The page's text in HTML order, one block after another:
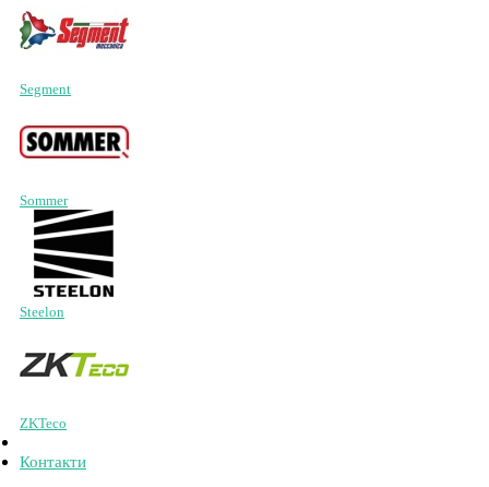
Segment
Sommer
Steelon
ZKTeco
Контакти